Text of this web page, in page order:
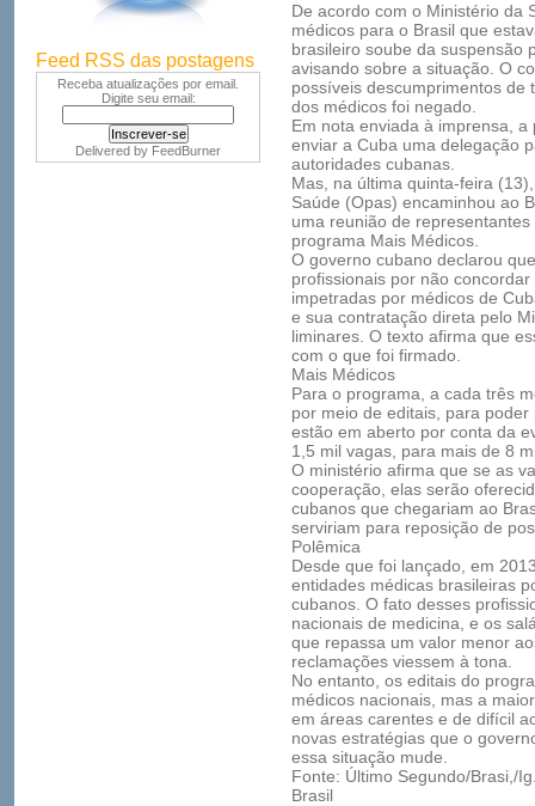
Feed RSS das postagens
Receba atualizações por email.
Digite seu email:
Delivered by FeedBurner
De acordo com o Ministério da
médicos para o Brasil que
brasileiro soube da suspensão
avisando sobre a situação. O
possíveis descumprimentos de
dos médicos foi negado.
Em nota enviada à imprensa,
enviar a Cuba uma delegação
autoridades cubanas.
Mas, na última quinta-feira
Saúde (Opas) encaminhou ao
uma reunião de
programa Mais Médicos.
O governo cubano declarou
profissionais por não
impetradas por médicos de
e sua contratação direta pelo
liminares. O texto afirma que
com o que foi firmado.
Mais Médicos
Para o programa, a cada três
por meio de editais, para
estão em aberto por conta da
1,5 mil vagas, para mais de 8
O ministério afirma que se as
cooperação, elas serão
cubanos que chegariam ao
serviriam para reposição de
Polêmica
Desde que foi lançado, em
entidades médicas brasileiras
cubanos. O fato desses
nacionais de medicina, e os
que repassa um valor menor
reclamações viessem à tona.
No entanto, os editais do
médicos nacionais, mas a
em áreas carentes e de difícil
novas estratégias que o
essa situação mude.
Fonte: Último Segundo/Brasi,/
Brasil